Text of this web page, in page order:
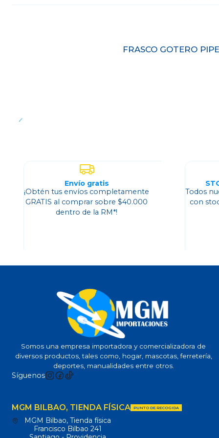
FRASCO GOTERO
Envío gratis
¡Obtén tus envíos completamente
GRATIS al comprar sobre $40.000
dentro de la RM*!
Todos
con
Somos una empresa importadora y comercializadora de
diversos productos, tales como, hogar, mascotas, ferretería,
deportes, manualidades entre otros.
Síguenos
MGM BILBAO, TIENDA FÍSICA PUNTO DE RECOGIDA
MGM Bilbao, Tienda física
Francisco Bilbao 241